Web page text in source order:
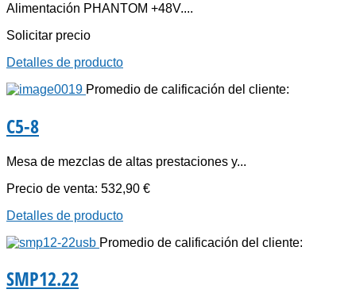
Alimentación PHANTOM +48V....
Solicitar precio
Detalles de producto
Promedio de calificación del cliente:
C5-8
Mesa de mezclas de altas prestaciones y...
Precio de venta: 532,90 €
Detalles de producto
Promedio de calificación del cliente:
SMP12.22